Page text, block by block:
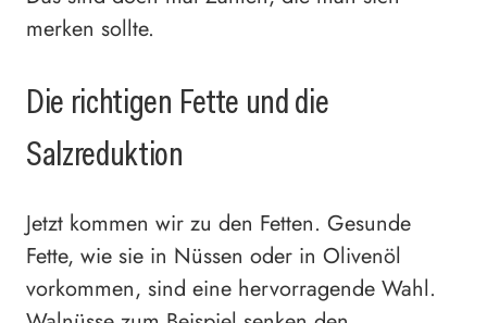
merken sollte.
Die richtigen Fette und die
Salzreduktion
Jetzt kommen wir zu den Fetten. Gesunde
Fette, wie sie in Nüssen oder in Olivenöl
vorkommen, sind eine hervorragende Wahl.